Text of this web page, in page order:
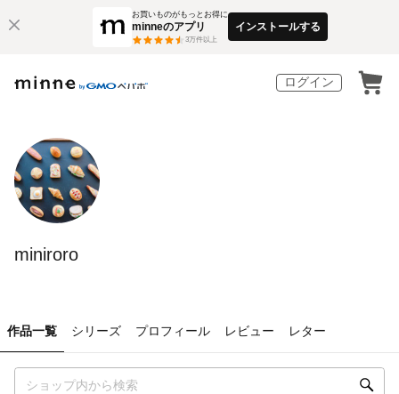
お買いものがもっとお得に
minneのアプリ
3万件以上
インストールする
ログイン
miniroro
作品一覧 シリーズ プロフィール レビュー レター